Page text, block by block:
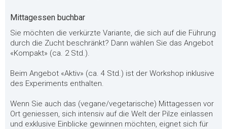
Mittagessen buchbar
Sie möchten die verkürzte Variante, die sich auf die Führung
durch die Zucht beschränkt? Dann wählen Sie das Angebot
«Kompakt» (ca. 2 Std.).
Beim Angebot «Aktiv» (ca. 4 Std.) ist der Workshop inklusive
des Experiments enthalten.
Wenn Sie auch das (vegane/vegetarische) Mittagessen vor
Ort geniessen, sich intensiv auf die Welt der Pilze einlassen
und exklusive Einblicke gewinnen möchten, eignet sich für